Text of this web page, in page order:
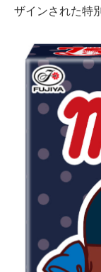
ザインされた特